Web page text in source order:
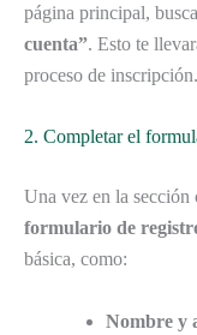
página principal,
cuenta”. Esto te
proceso de inscripción.
2. Completar el
Una vez en la sección
formulario de
básica, como:
Nombre y